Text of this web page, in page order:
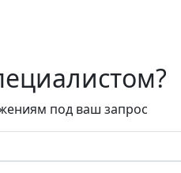
под ваш запрос